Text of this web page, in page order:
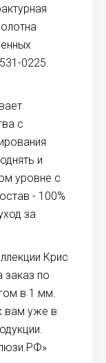
0225.
с
и
уровне с
- 100%
за
Крис
заказ по
в 1 мм.
вам уже в